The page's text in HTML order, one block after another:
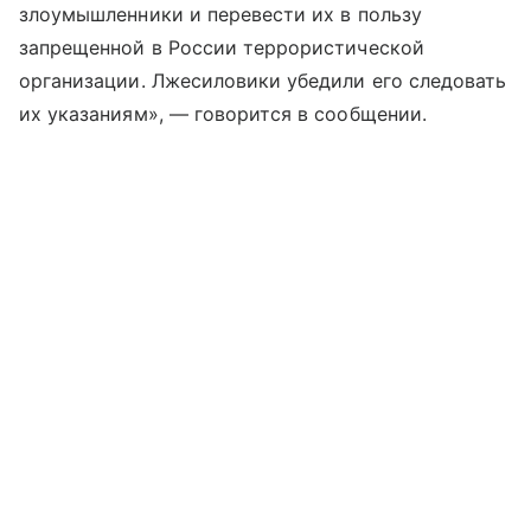
злоумышленники и перевести их в пользу
запрещенной в России террористической
организации. Лжесиловики убедили его следовать
их указаниям», — говорится в сообщении.